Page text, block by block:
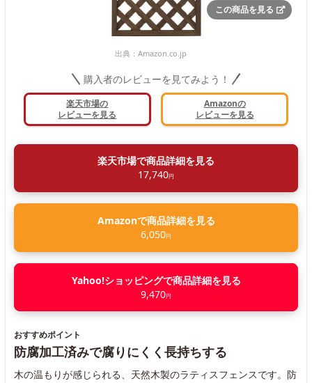
この商品を見る
出典： Amazon.co.jp
購入者のレビューを見てみよう！
楽天市場の
レビューを見る
Amazonの
レビューを見る
楽天市場で商品詳細を見る
17,740円
Amazonで商品詳細を見る
6,050円
Yahoo!ショッピングで商品詳細を見る
9,470円
おすすめポイント
防腐加工済みで腐りにくく長持ちする
木の温もりが感じられる、天然木製のラティスフェンスです。防